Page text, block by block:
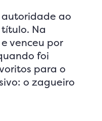
autoridade ao
Na
venceu por
foi
para o
o zagueiro